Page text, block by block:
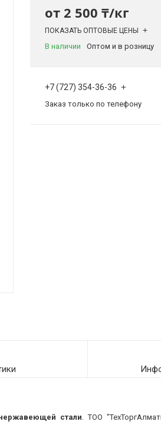
от 2 500 ₸/кг
ПОКАЗАТЬ ОПТОВЫЕ ЦЕНЫ
В наличии Оптом и в розницу
+7 (727) 354-36-36
Заказ только по телефону
стали. ТОО